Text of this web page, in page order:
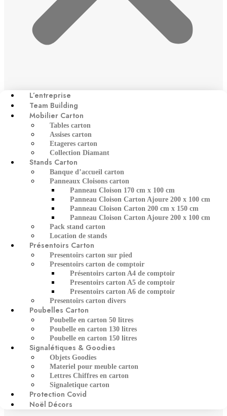
L’entreprise
Team Building
Mobilier Carton
Tables carton
Assises carton
Etageres carton
Collection Diamant
Stands Carton
Banque d’accueil carton
Panneaux Cloisons carton
Panneau Cloison 170 cm x 100 cm
Panneau Cloison Carton Ajoure 200 x 100 cm
Panneau Cloison Carton 200 cm x 150 cm
Panneau Cloison Carton Ajoure 200 x 100 cm
Pack stand carton
Location de stands
Présentoirs Carton
Presentoirs carton sur pied
Presentoirs carton de comptoir
Présentoirs carton A4 de comptoir
Presentoirs carton A5 de comptoir
Presentoirs carton A6 de comptoir
Presentoirs carton divers
Poubelles Carton
Poubelle en carton 50 litres
Poubelle en carton 130 litres
Poubelle en carton 150 litres
Signalétiques & Goodies
Objets Goodies
Materiel pour meuble carton
Lettres Chiffres en carton
Signaletique carton
Protection Covid
Noël Décors